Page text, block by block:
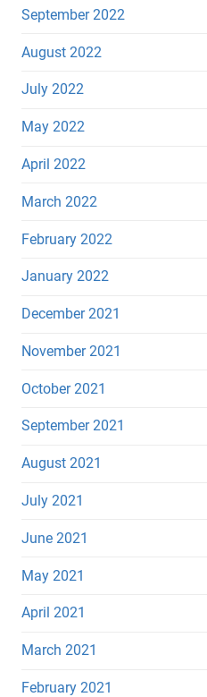
September 2022
August 2022
July 2022
May 2022
April 2022
March 2022
February 2022
January 2022
December 2021
November 2021
October 2021
September 2021
August 2021
July 2021
June 2021
May 2021
April 2021
March 2021
February 2021